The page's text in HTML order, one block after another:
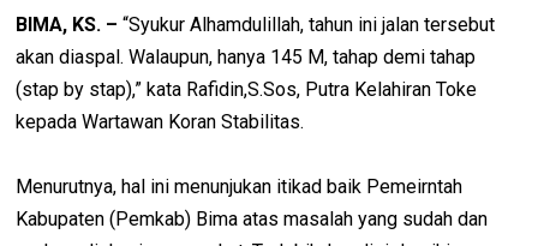
BIMA, KS. –“Syukur Alhamdulillah, tahun ini jalan tersebut
akan diaspal. Walaupun, hanya 145 M, tahap demi tahap
(stap by stap),” kata Rafidin,S.Sos, Putra Kelahiran Toke
kepada Wartawan Koran Stabilitas.
Menurutnya, hal ini menunjukan itikad baik Pemeirntah
Kabupaten (Pemkab) Bima atas masalah yang sudah dan